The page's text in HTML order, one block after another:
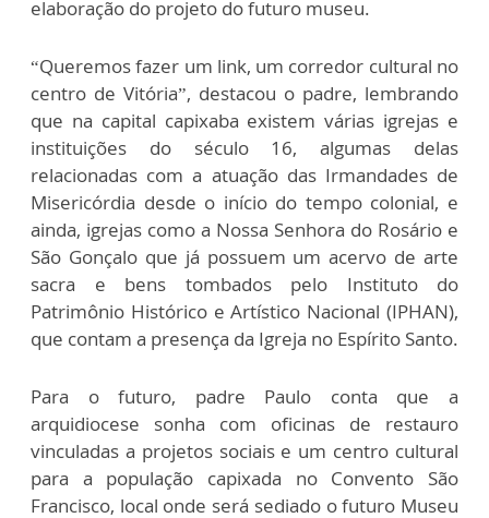
elaboração do projeto do futuro museu.
“Queremos fazer um link, um corredor cultural no
centro de Vitória”, destacou o padre, lembrando
que na capital capixaba existem várias igrejas e
instituições do século 16, algumas delas
relacionadas com a atuação das Irmandades de
Misericórdia desde o início do tempo colonial, e
ainda, igrejas como a Nossa Senhora do Rosário e
São Gonçalo que já possuem um acervo de arte
sacra e bens tombados pelo Instituto do
Patrimônio Histórico e Artístico Nacional (IPHAN),
que contam a presença da Igreja no Espírito Santo.
Para o futuro, padre Paulo conta que a
arquidiocese sonha com oficinas de restauro
vinculadas a projetos sociais e um centro cultural
para a população capixada no Convento São
Francisco, local onde será sediado o futuro Museu